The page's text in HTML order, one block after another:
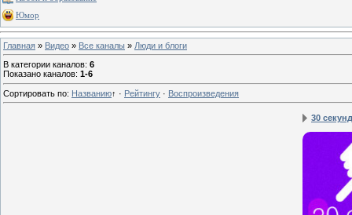
Юмор
Главная » Видео » Все каналы » Люди и блоги
В категории каналов: 6
Показано каналов: 1-6
Сортировать по: Названию↑ · Рейтингу · Воспроизведения
30